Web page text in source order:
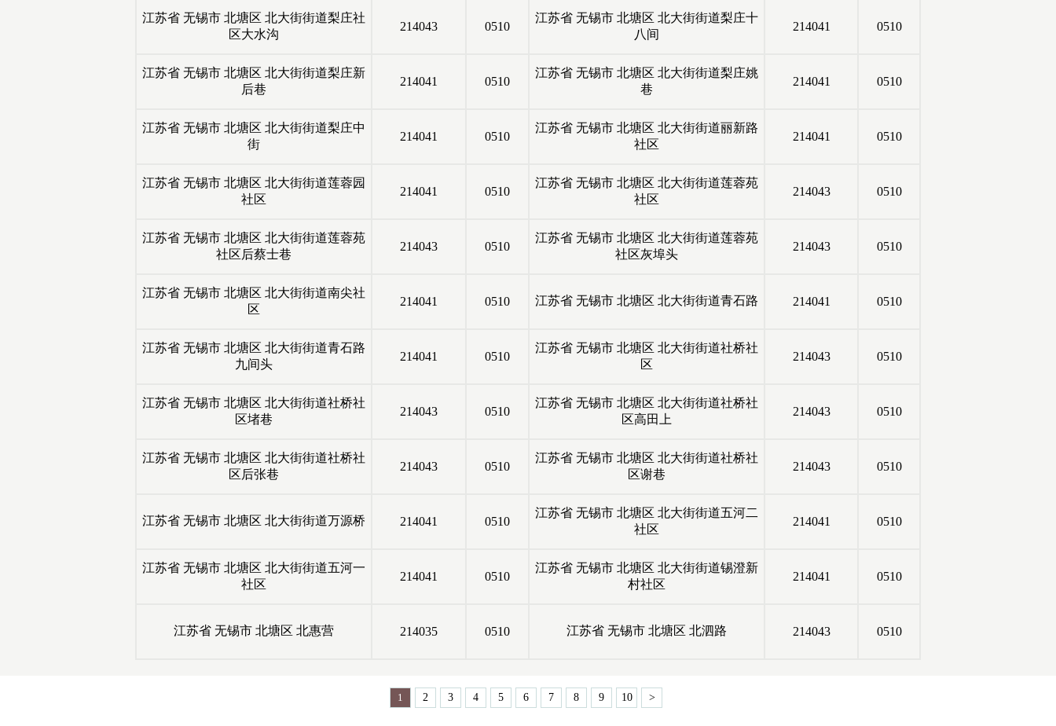
江苏省 无锡市 北塘区 北大街街道梨庄社
区大水沟
214043 0510
江苏省 无锡市 北塘区 北大街街道梨庄十
八间
214041 0510
江苏省 无锡市 北塘区 北大街街道梨庄新
后巷
214041 0510
江苏省 无锡市 北塘区 北大街街道梨庄姚
巷
214041 0510
江苏省 无锡市 北塘区 北大街街道梨庄中
街
214041 0510
江苏省 无锡市 北塘区 北大街街道丽新路
社区
214041 0510
江苏省 无锡市 北塘区 北大街街道莲蓉园
社区
214041 0510
江苏省 无锡市 北塘区 北大街街道莲蓉苑
社区
214043 0510
江苏省 无锡市 北塘区 北大街街道莲蓉苑
社区后蔡士巷
214043 0510
江苏省 无锡市 北塘区 北大街街道莲蓉苑
社区灰埠头
214043 0510
江苏省 无锡市 北塘区 北大街街道南尖社
区
214041 0510 江苏省 无锡市 北塘区 北大街街道青石路 214041 0510
江苏省 无锡市 北塘区 北大街街道青石路
九间头
214041 0510
江苏省 无锡市 北塘区 北大街街道社桥社
区
214043 0510
江苏省 无锡市 北塘区 北大街街道社桥社
区堵巷
214043 0510
江苏省 无锡市 北塘区 北大街街道社桥社
区高田上
214043 0510
江苏省 无锡市 北塘区 北大街街道社桥社
区后张巷
214043 0510
江苏省 无锡市 北塘区 北大街街道社桥社
区谢巷
214043 0510
江苏省 无锡市 北塘区 北大街街道万源桥 214041 0510
江苏省 无锡市 北塘区 北大街街道五河二
社区
214041 0510
江苏省 无锡市 北塘区 北大街街道五河一
社区
214041 0510
江苏省 无锡市 北塘区 北大街街道锡澄新
村社区
214041 0510
江苏省 无锡市 北塘区 北惠营 214035 0510 江苏省 无锡市 北塘区 北泗路 214043 0510
1 2 3 4 5 6 7 8 9 10 >